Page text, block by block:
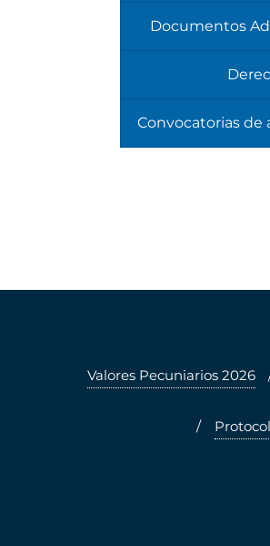
Documentos
Convocatorias de
Valores Pecuniarios 2026